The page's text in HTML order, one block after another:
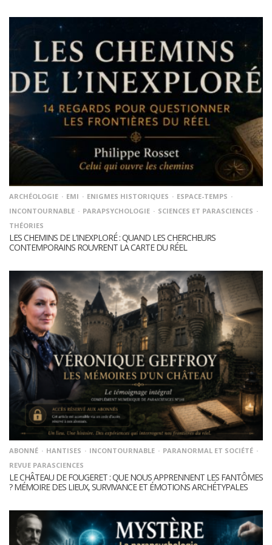
ARCHÉOLOGIE EMI ENIGMES HISTORIQUES
ESPACE-TEMPS
INCONTOURNABLE
PARAPSYCHOLOGIE
SCIENCES ET PARASCIENCES
THÉORIES
LES CHEMINS DE L’INEXPLORÉ : QUAND LES CHERCHEURS
CONTEMPORAINS ROUVRENT LA CARTE DU RÉEL
ABONNÉ HANTISES INCONTOURNABLE
PARANORMAL ET SOCIÉTÉ
REVUE PARASCIENCES
LE CHÂTEAU DE FOUGERET : QUE NOUS APPRENNENT LES FANTÔMES
? MÉMOIRE DES LIEUX, SURVIVANCE ET ÉMOTIONS ARCHÉTYPALES